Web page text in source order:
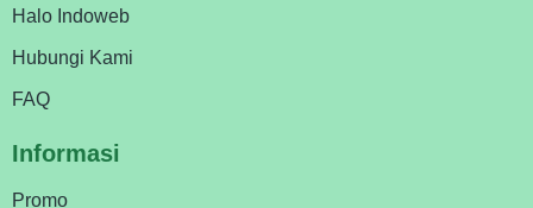
Halo Indoweb
Hubungi Kami
FAQ
Informasi
Promo